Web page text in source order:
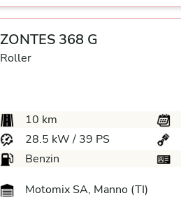
ZONTES 368 G
Roller
10 km
28.5 kW / 39 PS
Benzin
Motomix SA, Manno (TI)